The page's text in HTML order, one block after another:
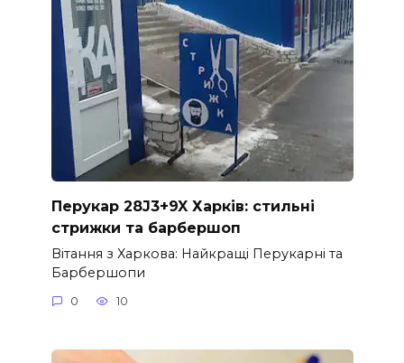
Перукар 28J3+9X Харків: стильні
стрижки та барбершоп
Вітання з Харкова: Найкращі Перукарні та
Барбершопи
0 10